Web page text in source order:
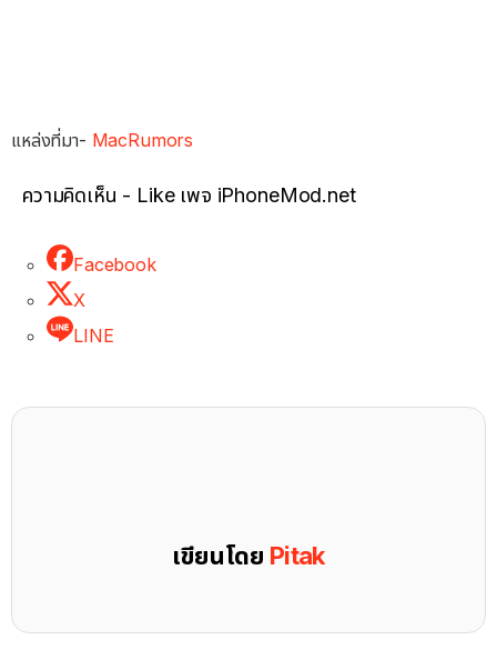
แหล่งที่มา- MacRumors
ความคิดเห็น - Like เพจ iPhoneMod.net
Facebook
X
LINE
เขียนโดย Pitak